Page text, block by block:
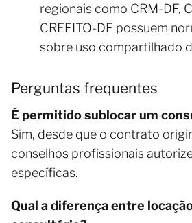
regionais como CRM-DF,
CREFITO-DF possuem
sobre uso compartilhado
Perguntas frequentes
É permitido sublocar um
Sim, desde que o contrato
conselhos profissionais
específicas.
Qual a diferença entre